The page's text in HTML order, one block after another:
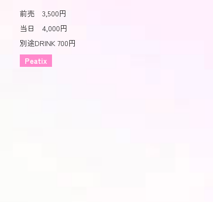
前売 3,500円
当日 4,000円
別途DRINK 700円
Peatix